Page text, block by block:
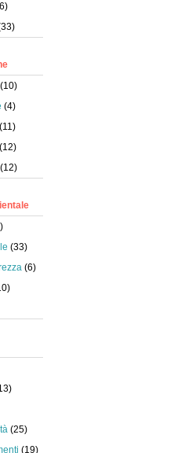
(10)
(4)
(11)
(12)
(12)
(33)
(6)
(25)
(19)